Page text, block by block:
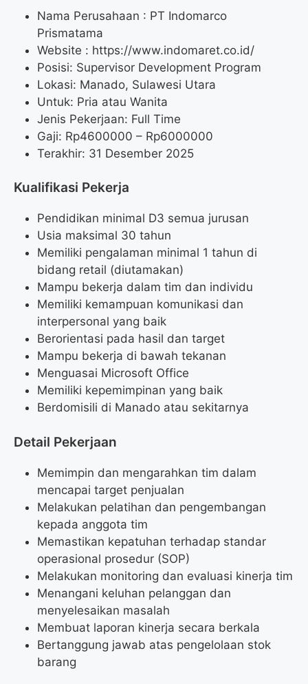
Nama Perusahaan : PT Indomarco
Prismatama
Website : https://www.indomaret.co.id/
Posisi: Supervisor Development Program
Lokasi: Manado, Sulawesi Utara
Untuk: Pria atau Wanita
Jenis Pekerjaan: Full Time
Gaji: Rp4600000 – Rp6000000
Terakhir: 31 Desember 2025
Kualifikasi Pekerja
Pendidikan minimal D3 semua jurusan
Usia maksimal 30 tahun
Memiliki pengalaman minimal 1 tahun di
bidang retail (diutamakan)
Mampu bekerja dalam tim dan individu
Memiliki kemampuan komunikasi dan
interpersonal yang baik
Berorientasi pada hasil dan target
Mampu bekerja di bawah tekanan
Menguasai Microsoft Office
Memiliki kepemimpinan yang baik
Berdomisili di Manado atau sekitarnya
Detail Pekerjaan
Memimpin dan mengarahkan tim dalam
mencapai target penjualan
Melakukan pelatihan dan pengembangan
kepada anggota tim
Memastikan kepatuhan terhadap standar
operasional prosedur (SOP)
Melakukan monitoring dan evaluasi kinerja tim
Menangani keluhan pelanggan dan
menyelesaikan masalah
Membuat laporan kinerja secara berkala
Bertanggung jawab atas pengelolaan stok
barang